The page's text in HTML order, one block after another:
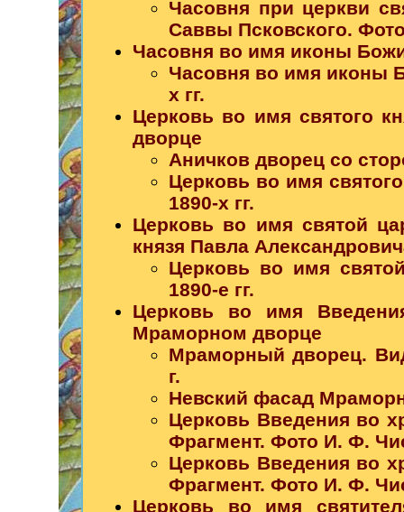
Часовня при церкви
Саввы Псковского. Фото
Часовня во имя иконы
Часовня во имя иконы
х гг.
Церковь во имя святого
дворце
Аничков дворец со
Церковь во имя
1890-х гг.
Церковь во имя святой
князя Павла
Церковь во имя
1890-е гг.
Церковь во имя
Мраморном дворце
Мраморный дворец.
г.
Невский фасад
Церковь Введения во
Фрагмент. Фото И. Ф.
Церковь Введения во
Фрагмент. Фото И. Ф.
Церковь во имя